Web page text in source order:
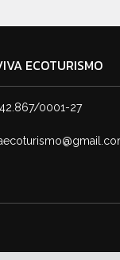
ECOTURISMO
0001-27